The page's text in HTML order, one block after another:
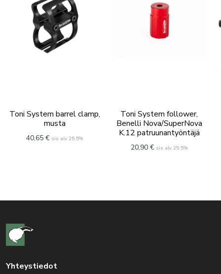
Toni System barrel clamp,
musta
40,65 € sis alv 25.5%
Toni System follower,
Benelli Nova/SuperNova
K.12 patruunantyöntäjä
20,90 € sis alv 25.5%
Yhteystiedot